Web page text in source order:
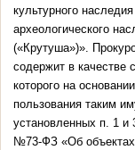
культурного
археологического
(«Крутуша»)».
содержит в качестве
которого на
пользования таким
установленных п. 1 и
№73-ФЗ «Об объектах